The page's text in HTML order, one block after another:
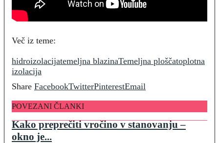
Več iz teme:
hidroizolacijatemeljna blazinaTemeljna ploščatoplotna
izolacija
Share FacebookTwitterPinterestEmail
POVEZANI ČLANKI
Kako preprečiti vročino v stanovanju –
okno je...